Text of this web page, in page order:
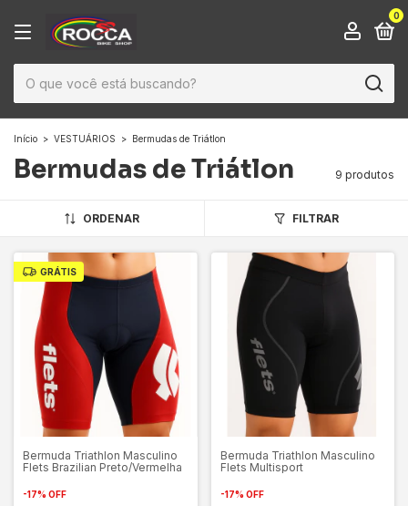
0
Início > VESTUÁRIOS > Bermudas de Triátlon
Bermudas de Triátlon 9 produtos
ORDENAR FILTRAR
GRÁTIS
Bermuda Triathlon Masculino
Flets Brazilian Preto/Vermelha
-17% OFF
Bermuda Triathlon Masculino
Flets Multisport
-17% OFF